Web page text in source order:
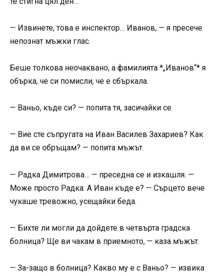
— Извинете, това е инспектор… Иванов, — я пресече
непознат мъжки глас.
Беше толкова неочаквано, а фамилията *„Иванов“* я
обърка, че си помисли, че е сбъркала.
— Ваньо, къде си? — попита тя, засичайки се.
— Вие сте съпругата на Иван Василев Захариев? Как
да ви се обръщам? — попита мъжът.
— Радка Димитрова… — преседна се и изкашля. —
Може просто Радка. А Иван къде е? — Сърцето вече
чукаше тревожно, усещайки беда.
— Бихте ли могли да дойдете в четвърта градска
болница? Ще ви чакам в приемното, — каза мъжът.
— За-защо в болница? Какво му е с Ваньо? — извика